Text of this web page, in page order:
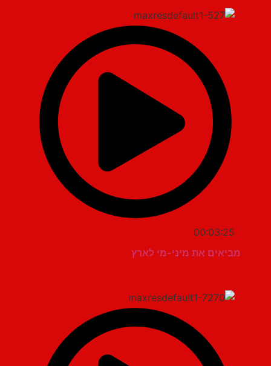
00:03:25
מביאים את מיני-מי לארץ